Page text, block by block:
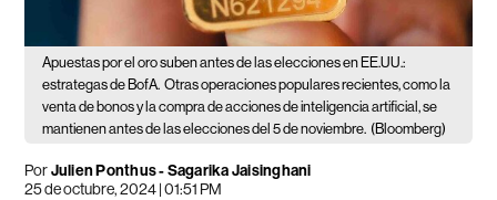
Apuestas por el oro suben antes de las elecciones en EE.UU.:
estrategas de BofA. Otras operaciones populares recientes, como la
venta de bonos y la compra de acciones de inteligencia artificial, se
mantienen antes de las elecciones del 5 de noviembre. (Bloomberg)
PorJulien Ponthus - Sagarika Jaisinghani
25 de octubre, 2024 | 01:51 PM